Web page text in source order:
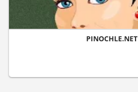
PINOCHLE.NET